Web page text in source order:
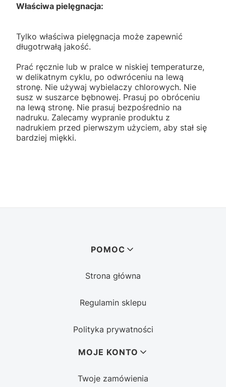
Właściwa pielęgnacja:
Tylko właściwa pielęgnacja może zapewnić
długotrwałą jakość.
Prać ręcznie lub w pralce w niskiej temperaturze,
w delikatnym cyklu, po odwróceniu na lewą
stronę. Nie używaj wybielaczy chlorowych. Nie
susz w suszarce bębnowej. Prasuj po obróceniu
na lewą stronę. Nie prasuj bezpośrednio na
nadruku. Zalecamy wypranie produktu z
nadrukiem przed pierwszym użyciem, aby stał się
bardziej miękki.
POMOC
Strona główna
Regulamin sklepu
Polityka prywatności
MOJE KONTO
Twoje zamówienia